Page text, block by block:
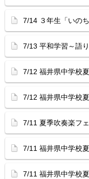
7/14 ３年生「いの
7/13 平和学習～語
7/12 福井県中学校
7/12 福井県中学校
7/11 夏季吹奏楽フ
7/11 福井県中学校
7/11 福井県中学校